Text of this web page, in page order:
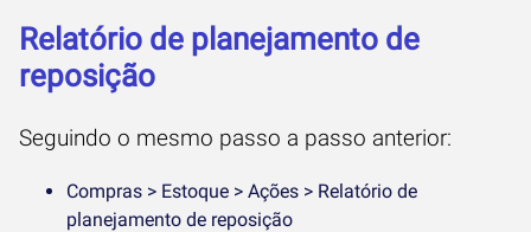
Relatório de planejamento de
reposição
Seguindo o mesmo passo a passo anterior:
Compras > Estoque > Ações > Relatório de
planejamento de reposição